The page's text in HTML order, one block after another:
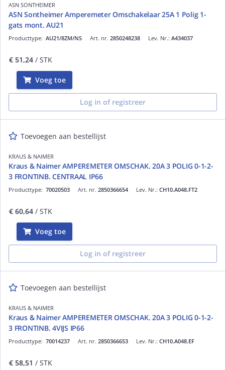
ASN SONTHEIMER
ASN Sontheimer Amperemeter Omschakelaar 25A 1 Polig 1-
gats mont. AU21
Art. nr. 2850248238
Producttype: AU21/8ZM/NS Lev. Nr.: A434037
€ 51,24 / STK
Voeg toe
Log in of registreer
Toevoegen aan bestellijst
KRAUS & NAIMER
Kraus & Naimer AMPEREMETER OMSCHAK. 20A 3 POLIG 0-1-2-
3 FRONTINB. CENTRAAL IP66
Art. nr. 2850366654
Producttype: 70020503 Lev. Nr.: CH10.A048.FT2
€ 60,64 / STK
Voeg toe
Log in of registreer
Toevoegen aan bestellijst
KRAUS & NAIMER
Kraus & Naimer AMPEREMETER OMSCHAK. 20A 3 POLIG 0-1-2-
3 FRONTINB. 4VIJS IP66
Art. nr. 2850366653
Producttype: 70014237 Lev. Nr.: CH10.A048.EF
€ 58,51 / STK